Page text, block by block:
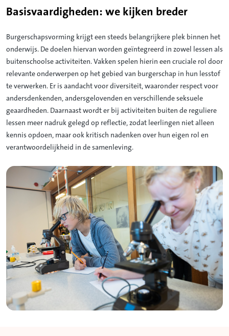
Basisvaardigheden: we kijken breder
Burgerschapsvorming krijgt een steeds belangrijkere plek binnen het
onderwijs. De doelen hiervan worden geïntegreerd in zowel lessen als
buitenschoolse activiteiten. Vakken spelen hierin een cruciale rol door
relevante onderwerpen op het gebied van burgerschap in hun lesstof
te verwerken. Er is aandacht voor diversiteit, waaronder respect voor
andersdenkenden, andersgelovenden en verschillende seksuele
geaardheden. Daarnaast wordt er bij activiteiten buiten de reguliere
lessen meer nadruk gelegd op reflectie, zodat leerlingen niet alleen
kennis opdoen, maar ook kritisch nadenken over hun eigen rol en
verantwoordelijkheid in de samenleving.